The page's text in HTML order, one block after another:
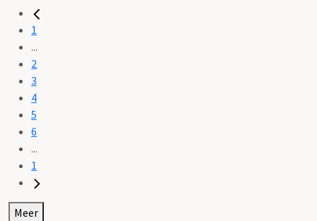
1
...
2
3
4
5
6
...
1
Meer